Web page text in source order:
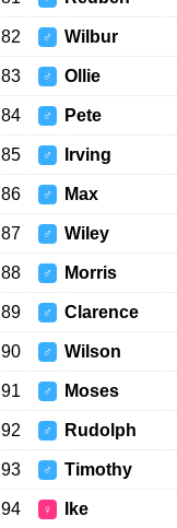
82 ♂ Wilbur
83 ♂ Ollie
84 ♂ Pete
85 ♂ Irving
86 ♂ Max
87 ♂ Wiley
88 ♂ Morris
89 ♂ Clarence
90 ♂ Wilson
91 ♂ Moses
92 ♂ Rudolph
93 ♂ Timothy
94 ♀ Ike